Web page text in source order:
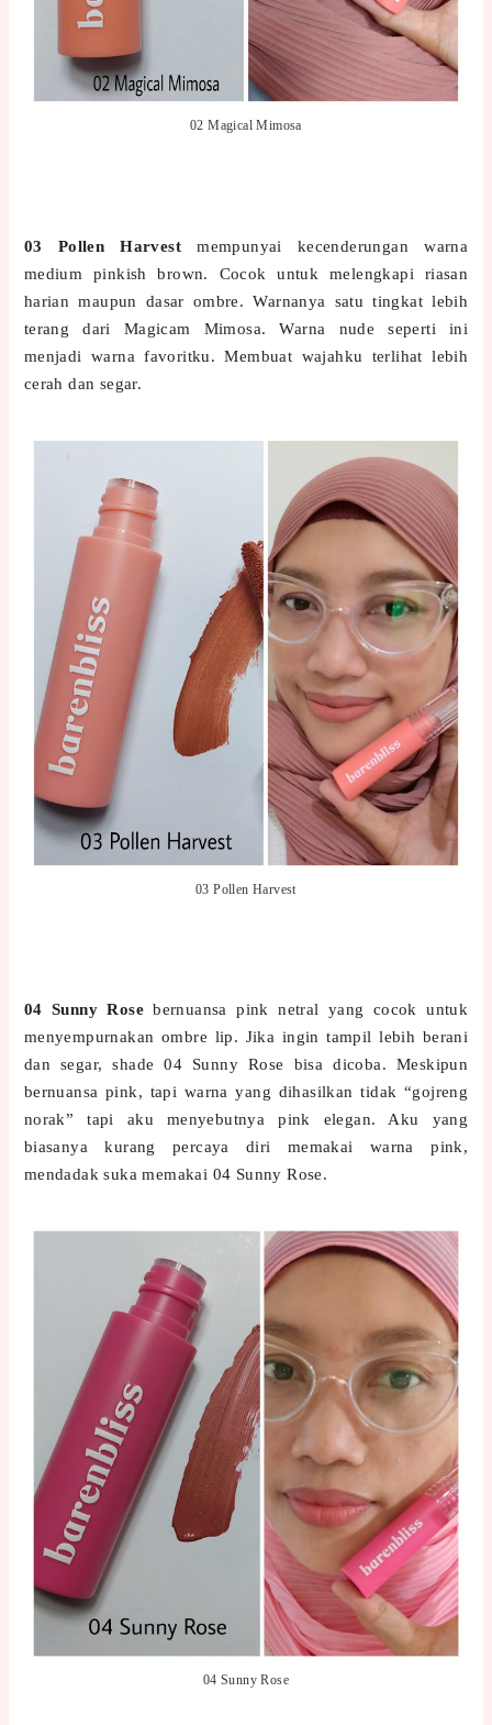
02 Magical Mimosa
03 Pollen Harvestmempunyai kecenderungan warna
medium pinkish brown. Cocok untuk melengkapi riasan
harian maupun dasar ombre. Warnanya satu tingkat lebih
terang dari Magicam Mimosa. Warna nude seperti ini
menjadi warna favoritku. Membuat wajahku terlihat lebih
cerah dan segar.
03 Pollen Harvest
04 Sunny Rosebernuansa pink netral yang cocok untuk
menyempurnakan ombre lip. Jika ingin tampil lebih berani
dan segar, shade 04 Sunny Rose bisa dicoba. Meskipun
bernuansa pink, tapi warna yang dihasilkan tidak “gojreng
norak” tapi aku menyebutnya pink elegan. Aku yang
biasanya kurang percaya diri memakai warna pink,
mendadak suka memakai 04 Sunny Rose.
04 Sunny Rose